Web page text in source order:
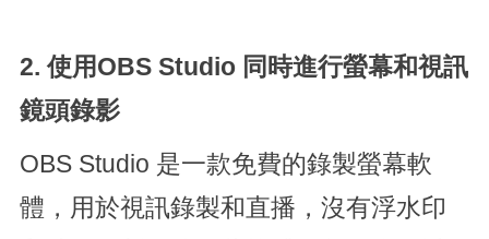
2. 使用OBS Studio 同時進行螢幕和視訊
鏡頭錄影
OBS Studio 是一款免費的錄製螢幕軟
體，用於視訊錄製和直播，沒有浮水印